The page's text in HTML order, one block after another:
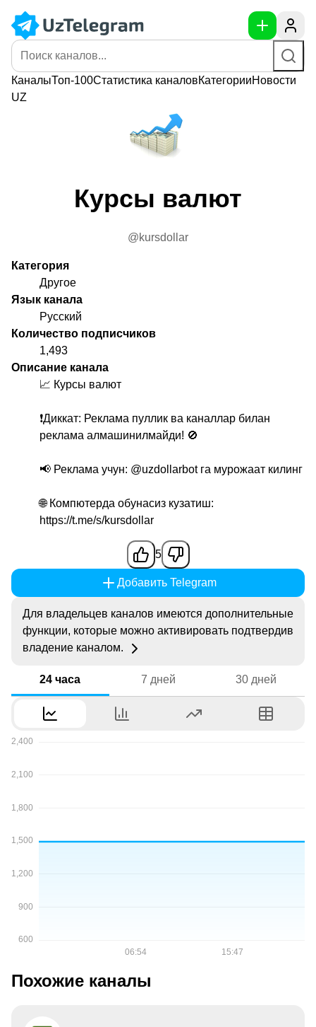
КаналыТоп-100Статистика каналовКатегорииНовости
UZ
Курсы валют
@kursdollar
Категория
Другое
Язык канала
Русский
Количество подписчиков
1,493
Описание канала
📈 Курсы валют
❗️Диккат: Реклама пуллик ва каналлар билан
реклама алмашинилмайди! 🚫
📢 Реклама учун: @uzdollarbotга мурожаат килинг
🌐 Компютерда обунасиз кузатиш:
https://t.me/s/kursdollar
5
Добавить Telegram
Для владельцев каналов имеются дополнительные
функции, которые можно активировать подтвердив
владение каналом.
24 часа 7 дней 30 дней
Похожие каналы